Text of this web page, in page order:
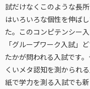
試だけなくこのような長
はいろいろな個性を伸ば
た。このコンピテンシー
「グループワーク入試」
たかが問われる入試です
くいメタ認知を測かられ
紙で学力を測る入試でも